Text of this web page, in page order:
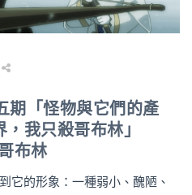
期「怪物與它們的產
我只殺哥布林」
布林
它的形象：一種弱小、醜陋、